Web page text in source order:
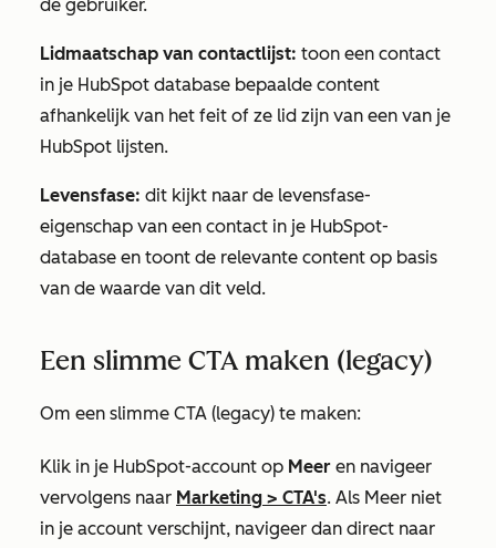
de gebruiker.
Lidmaatschap van contactlijst: toon een contact
in je HubSpot database bepaalde content
afhankelijk van het feit of ze lid zijn van een van je
HubSpot lijsten.
Levensfase: dit kijkt naar de levensfase-
eigenschap van een contact in je HubSpot-
database en toont de relevante content op basis
van de waarde van dit veld.
Een slimme CTA maken (legacy)
Om een slimme CTA (legacy) te maken:
Klik in je HubSpot-account op Meer en navigeer
vervolgens naar Marketing > CTA's. Als Meer niet
in je account verschijnt, navigeer dan direct naar